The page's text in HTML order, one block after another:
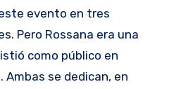
evento en tres
Pero Rossana era una
como público en
se dedican, en